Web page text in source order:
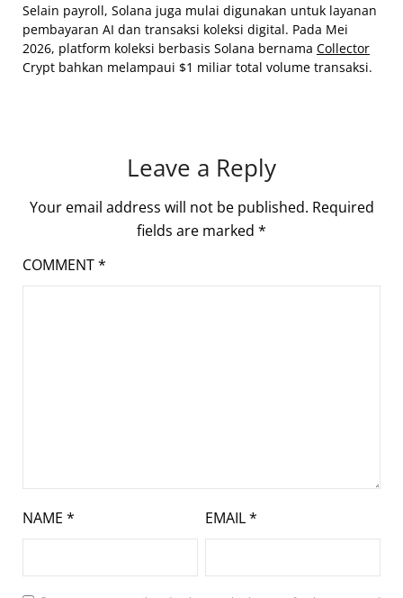
Selain payroll, Solana juga mulai digunakan untuk layanan
pembayaran AI dan transaksi koleksi digital. Pada Mei
2026, platform koleksi berbasis Solana bernama Collector
Crypt bahkan melampaui $1 miliar total volume transaksi.
Leave a Reply
Your email address will not be published. Required
fields are marked *
COMMENT*
NAME * EMAIL*